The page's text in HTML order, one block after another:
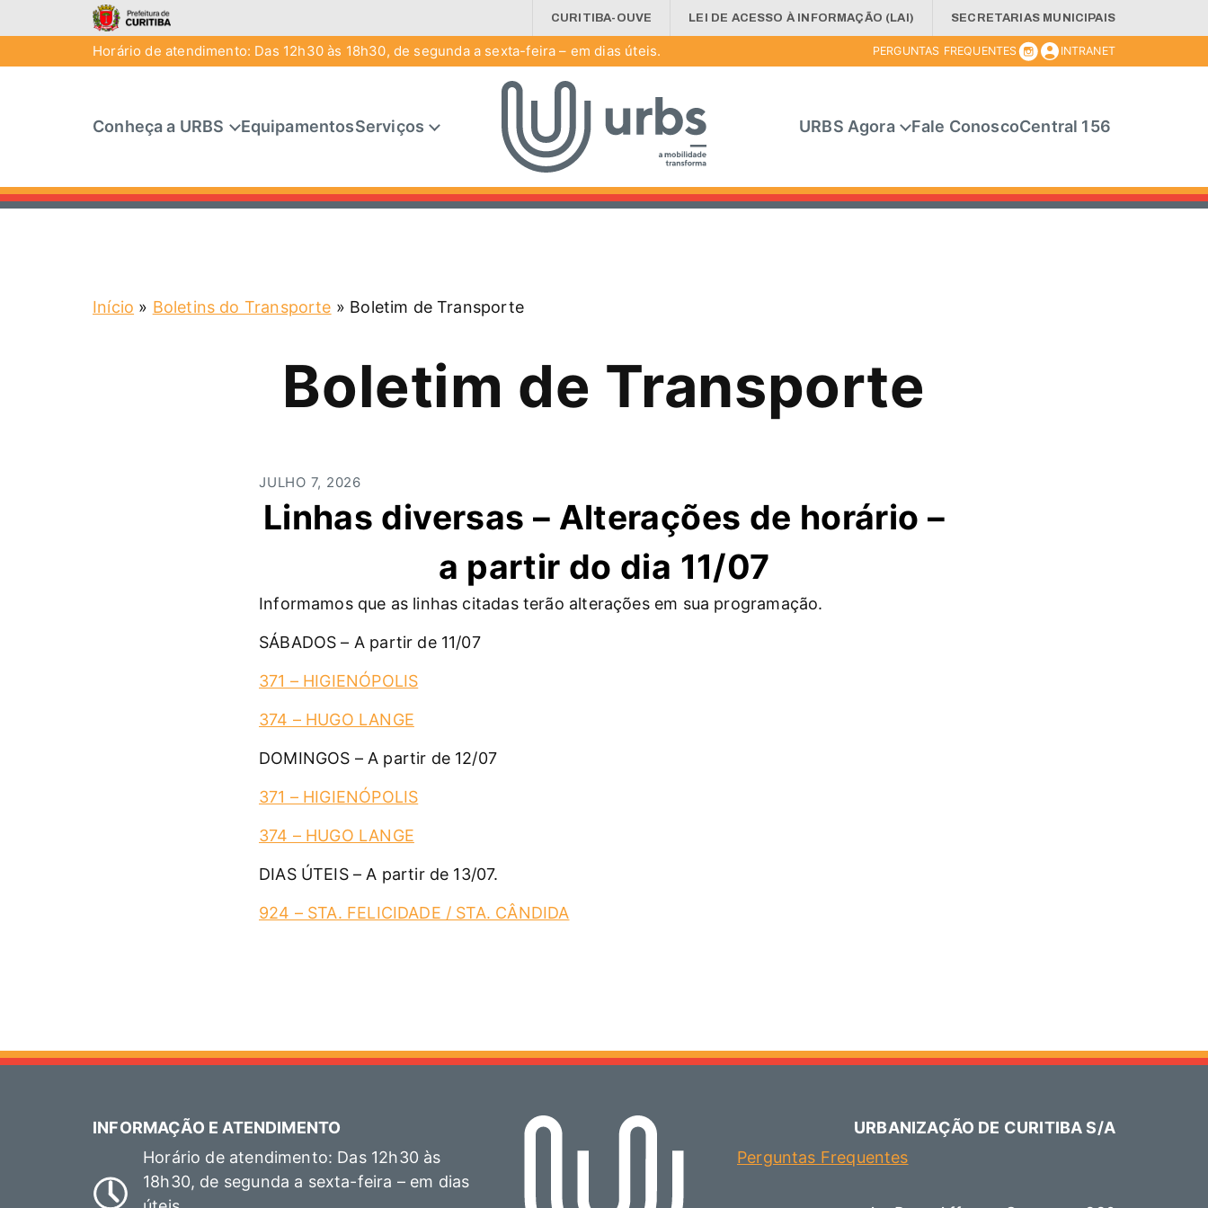
CURITIBA-OUVE LEI DE ACESSO À INFORMAÇÃO (LAI) SECRETARIAS MUNICIPAIS
Horário de atendimento: Das 12h30 às 18h30, de segunda a sexta-feira – em dias úteis. PERGUNTAS FREQUENTES INTRANET
Conheça a URBS EquipamentosServiços URBS Agora Fale ConoscoCentral 156
Início » Boletins do Transporte » Boletim de Transporte
Boletim de Transporte
JULHO 7, 2026
Linhas diversas – Alterações de horário –
a partir do dia 11/07
Informamos que as linhas citadas terão alterações em sua programação.
SÁBADOS – A partir de 11/07
371 – HIGIENÓPOLIS
374 – HUGO LANGE
DOMINGOS – A partir de 12/07
371 – HIGIENÓPOLIS
374 – HUGO LANGE
DIAS ÚTEIS – A partir de 13/07.
924 – STA. FELICIDADE / STA. CÂNDIDA
INFORMAÇÃO E ATENDIMENTO
Horário de atendimento: Das 12h30 às
18h30, de segunda a sexta-feira – em dias
URBANIZAÇÃO DE CURITIBA S/A
Perguntas Frequentes